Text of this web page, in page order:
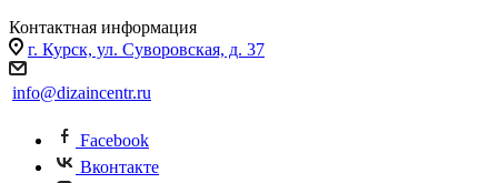
Контактная информация
г. Курск, ул. Суворовская, д. 37
info@dizaincentr.ru
Facebook
Вконтакте